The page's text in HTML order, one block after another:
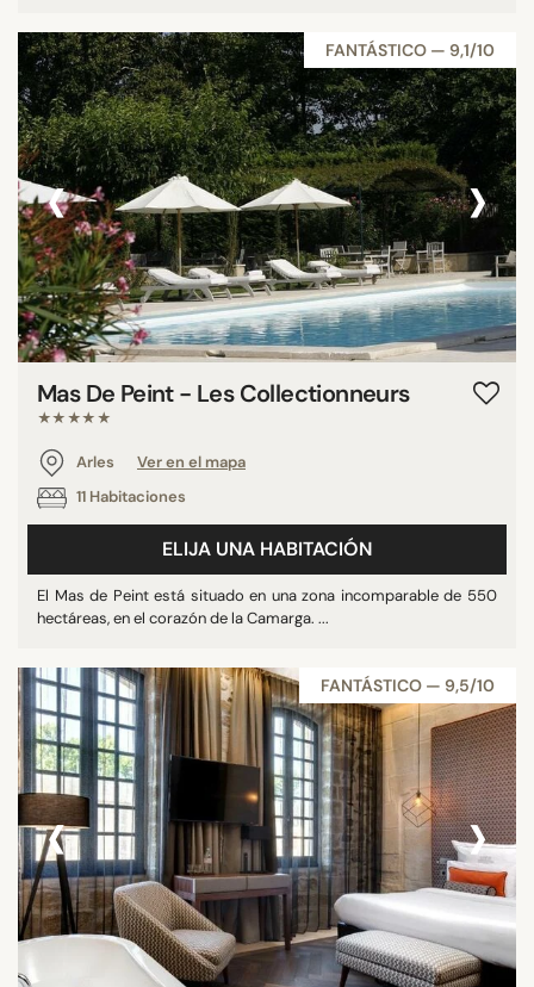
FANTÁSTICO — 9,1/10
‹ ›
Mas De Peint - Les Collectionneurs
★★★★★
Arles
Ver en el mapa
11 Habitaciones
ELIJA UNA HABITACIÓN
El Mas de Peint está situado en una zona incomparable de 550
hectáreas, en el corazón de la Camarga. ...
FANTÁSTICO — 9,5/10
‹ ›